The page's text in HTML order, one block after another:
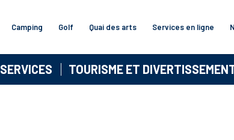
Camping Golf Quai des arts Services en ligne
SERVICES TOURISME ET